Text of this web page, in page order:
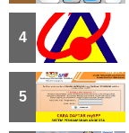
4
5